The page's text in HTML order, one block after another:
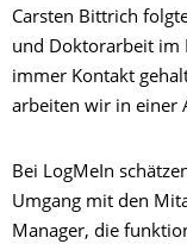
Carsten Bittrich
und Doktorarbeit im
immer Kontakt
arbeiten wir in einer
Bei LogMeIn
Umgang mit den
Manager, die